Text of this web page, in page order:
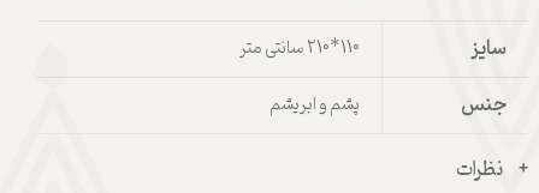
سایز 110*210 سانتی متر
جنس پشم و ابریشم
نظرات